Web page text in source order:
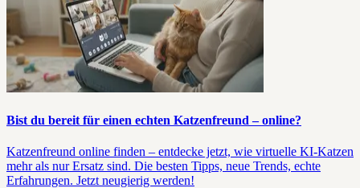
Bist du bereit für einen echten Katzenfreund – online?
Katzenfreund online finden – entdecke jetzt, wie virtuelle KI-Katzen
mehr als nur Ersatz sind. Die besten Tipps, neue Trends, echte
Erfahrungen. Jetzt neugierig werden!